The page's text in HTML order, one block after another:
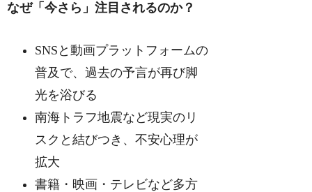
なぜ「今さら」注目されるのか？
SNSと動画プラットフォームの
普及で、過去の予言が再び脚
光を浴びる
南海トラフ地震など現実のリ
スクと結びつき、不安心理が
拡大
書籍・映画・テレビなど多方